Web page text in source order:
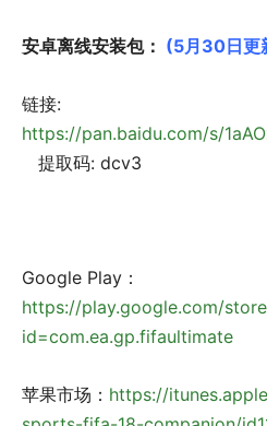
安卓离线安装包： (5月30日更
链接:
https://pan.baidu.com/s/
提取码: dcv3
Google Play：
https://play.google.com/
id=com.ea.gp.fifaultimate
苹果市场： https://